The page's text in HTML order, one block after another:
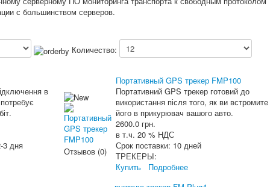
с большинством серверов.
Количество:
в
3 дня
Отзывов (0)
Портативный GPS трекер FMP100
Портативний GPS трекер готовий до
використання після того, як ви встромите
його в прикурювач вашого авто.
2600.0 грн.
в т.ч. 20 % НДС
Срок поставки: 10 дней
ТРЕКЕРЫ:
Купить
Подробнее